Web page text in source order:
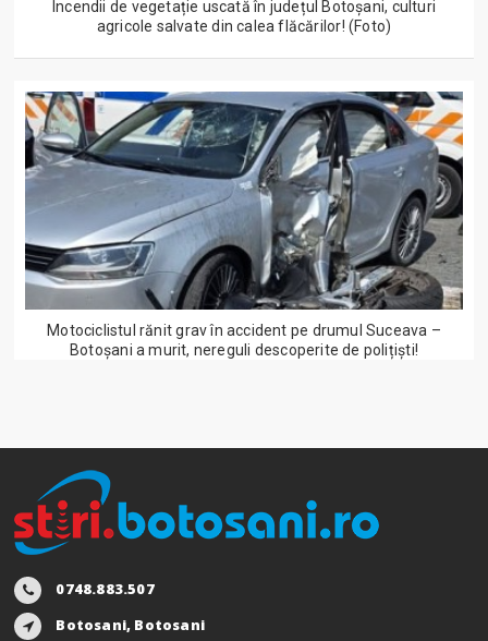
Incendii de vegetație uscată în județul Botoșani, culturi
agricole salvate din calea flăcărilor! (Foto)
Motociclistul rănit grav în accident pe drumul Suceava –
Botoșani a murit, nereguli descoperite de polițiști!
0748.883.507
Botosani, Botosani